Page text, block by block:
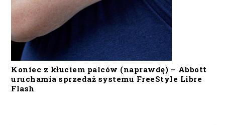
Koniec z kłuciem palców (naprawdę) – Abbott
uruchamia sprzedaż systemu FreeStyle Libre
Flash